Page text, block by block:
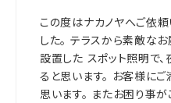
この度はナカノヤへご依
した。 テラスから素敵な
設置した スポット照明で
ると思います。 お客様に
思います。 またお困り事